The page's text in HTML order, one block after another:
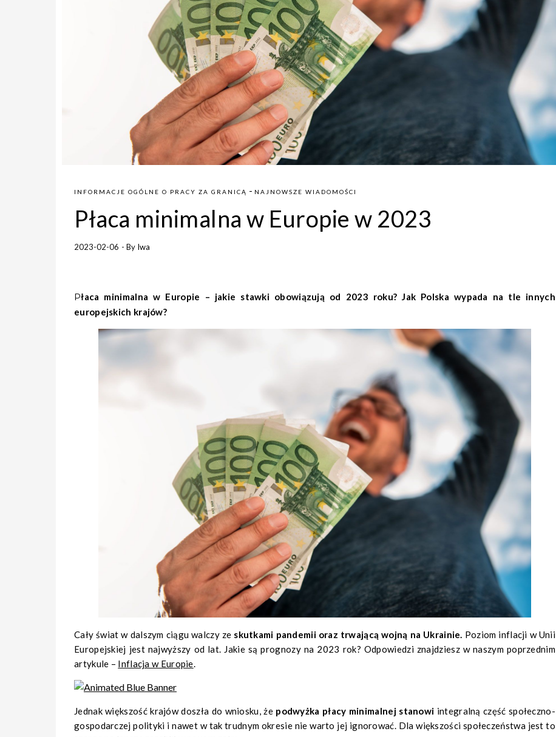
INFORMACJE OGÓLNE O PRACY ZA GRANICĄ - NAJNOWSZE WIADOMOŚCI
Płaca minimalna w Europie w 2023
2023-02-06 - By Iwa
Płaca minimalna w Europie – jakie stawki obowiązują od 2023 roku? Jak Polska wypada na tle innych
europejskich krajów?
Cały świat w dalszym ciągu walczy ze skutkami pandemii oraz trwającą wojną na Ukrainie. Poziom inflacji w Unii
Europejskiej jest najwyższy od lat. Jakie są prognozy na 2023 rok? Odpowiedzi znajdziesz w naszym poprzednim
artykule – Inflacja w Europie.
Jednak większość krajów doszła do wniosku, że podwyżka płacy minimalnej stanowi integralną część społeczno-
gospodarczej polityki i nawet w tak trudnym okresie nie warto jej ignorować. Dla większości społeczeństwa jest to